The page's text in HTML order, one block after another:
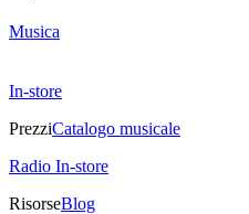
Musica
In-store
PrezziCatalogo musicale
Radio In-store
RisorseBlog